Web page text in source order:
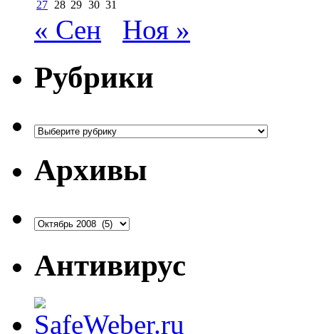
27 28 29 30 31
« Сен Ноя »
Рубрики
Рубрики
Архивы
Антивирус